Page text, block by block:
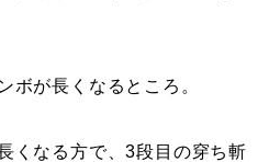
ボが長くなるところ。
くなる方で、3段目の穿ち斬